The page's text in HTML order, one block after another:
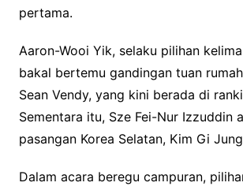
pertama.
Aaron-Wooi Yik, selaku pilihan
bakal bertemu gandingan tuan
Sean Vendy, yang kini berada di
Sementara itu, Sze Fei-Nur Izzuddin
pasangan Korea Selatan, Kim Gi
Dalam acara beregu campuran,